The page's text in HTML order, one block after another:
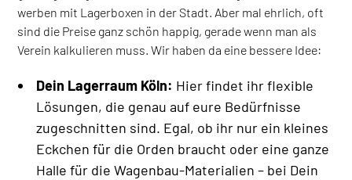
werben mit Lagerboxen in der Stadt. Aber mal ehrlich, oft
sind die Preise ganz schön happig, gerade wenn man als
Verein kalkulieren muss. Wir haben da eine bessere Idee:
Dein Lagerraum Köln: Hier findet ihr flexible
Lösungen, die genau auf eure Bedürfnisse
zugeschnitten sind. Egal, ob ihr nur ein kleines
Eckchen für die Orden braucht oder eine ganze
Halle für die Wagenbau-Materialien – bei Dein